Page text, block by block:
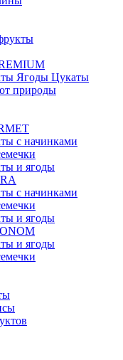
Ягоды Цукаты
природы
с начинками
и ягоды
с начинками
и ягоды
и ягоды